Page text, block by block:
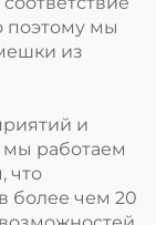
поэтому мы
из
и
мы работаем
что
более чем 20